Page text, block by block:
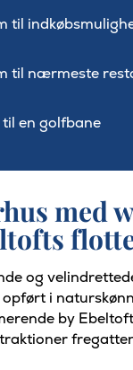
til
til nærmeste
en golfbane
med
og
i
by